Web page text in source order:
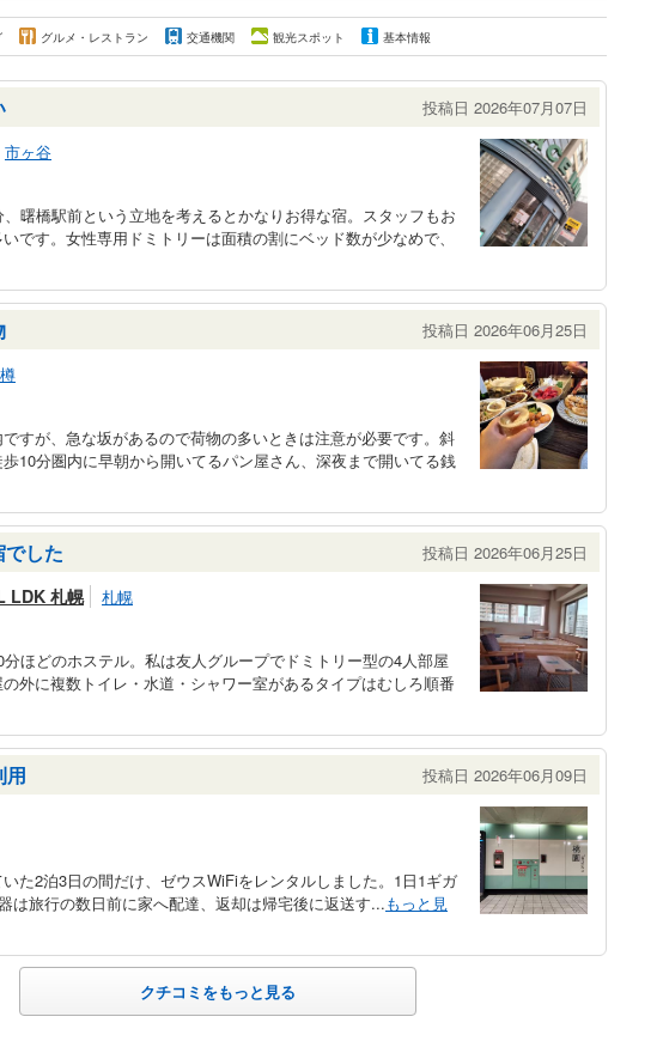
グルメ・レストラン 交通機関 観光スポット 基本情報
投稿日 2026年07月07日
市ヶ谷
曙橋駅前という立地を考えるとかなりお得な宿。スタッフもお
です。女性専用ドミトリーは面積の割にベッド数が少なめで、
投稿日 2026年06月25日
すが、急な坂があるので荷物の多いときは注意が必要です。斜
10分圏内に早朝から開いてるパン屋さん、深夜まで開いてる銭
した 投稿日 2026年06月25日
LDK 札幌 札幌
ほどのホステル。私は友人グループでドミトリー型の4人部屋
外に複数トイレ・水道・シャワー室があるタイプはむしろ順番
用
投稿日 2026年06月09日
た2泊3日の間だけ、ゼウスWiFiをレンタルしました。1日1ギガ
は旅行の数日前に家へ配達、返却は帰宅後に返送す...もっと見
クチコミをもっと見る